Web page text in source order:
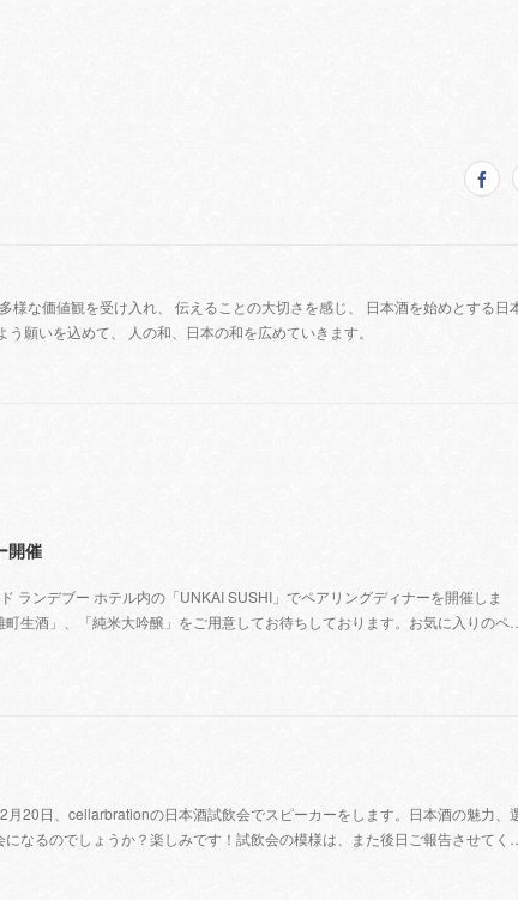
様な価値観を受け入れ、 伝えることの大切さを感じ、 日本酒を始めとする日
う願いを込めて、 人の和、日本の和を広めていきます。
開催
ランデブー ホテル内の「UNKAI SUSHI」でペアリングディナーを開催しま
生酒」、「純米大吟醸」をご用意してお待ちしております。お気に入りのペ
20日、cellarbrationの日本酒試飲会でスピーカーをします。日本酒の魅力、
なるのでしょうか？楽しみです！試飲会の模様は、また後日ご報告させてく